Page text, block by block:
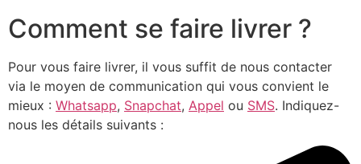
Comment se faire livrer ?
Pour vous faire livrer, il vous suffit de nous contacter
via le moyen de communication qui vous convient le
mieux : Whatsapp, Snapchat, Appel ou SMS. Indiquez-
nous les détails suivants :